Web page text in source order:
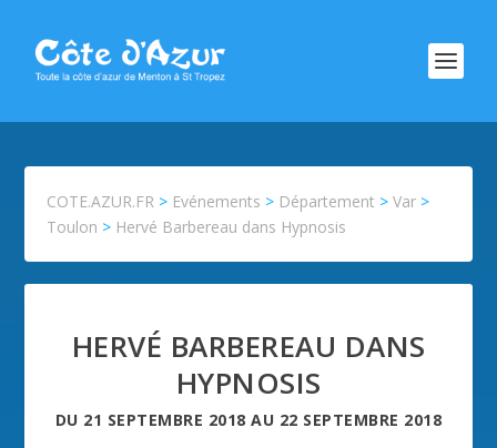
COTE.AZUR.FR > Evénements > Département >Var >
Toulon > Hervé Barbereau dans Hypnosis
HERVÉ BARBEREAU DANS
HYPNOSIS
DU 21 SEPTEMBRE 2018 AU 22 SEPTEMBRE 2018